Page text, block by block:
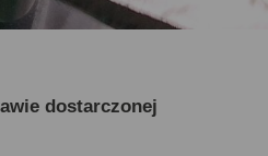
dostarczonej